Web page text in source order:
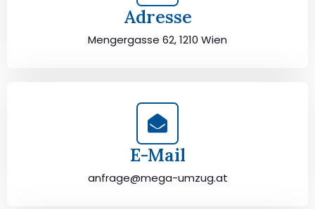
Adresse
Mengergasse 62, 1210 Wien
E-Mail
anfrage@mega-umzug.at